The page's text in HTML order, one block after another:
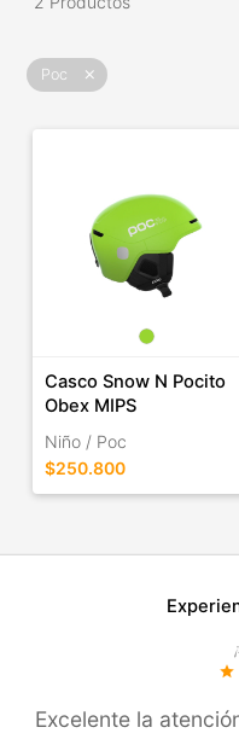
Poc close
Casco Snow N Pocito
Obex MIPS
Niño / Poc
$250.800
star
Excelente la